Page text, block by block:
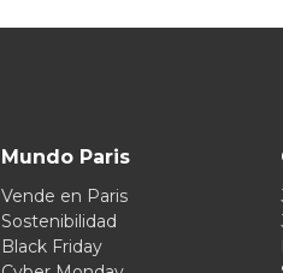
Mundo Paris
Vende en Paris
Sostenibilidad
Black Friday